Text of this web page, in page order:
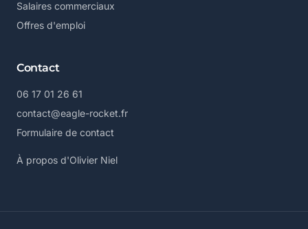
Salaires commerciaux
Offres d'emploi
Contact
06 17 01 26 61
contact@eagle-rocket.fr
Formulaire de contact
À propos d'Olivier Niel